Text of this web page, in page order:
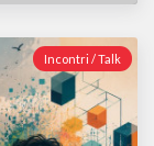
Incontri / Talk